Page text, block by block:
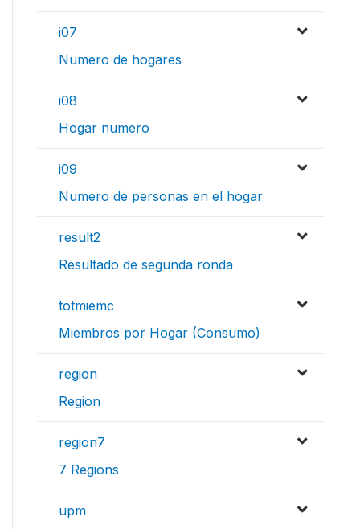
i07
Numero de hogares
i08
Hogar numero
i09
Numero de personas en el hogar
result2
Resultado de segunda ronda
totmiemc
Miembros por Hogar (Consumo)
region
Region
region7
7 Regions
upm